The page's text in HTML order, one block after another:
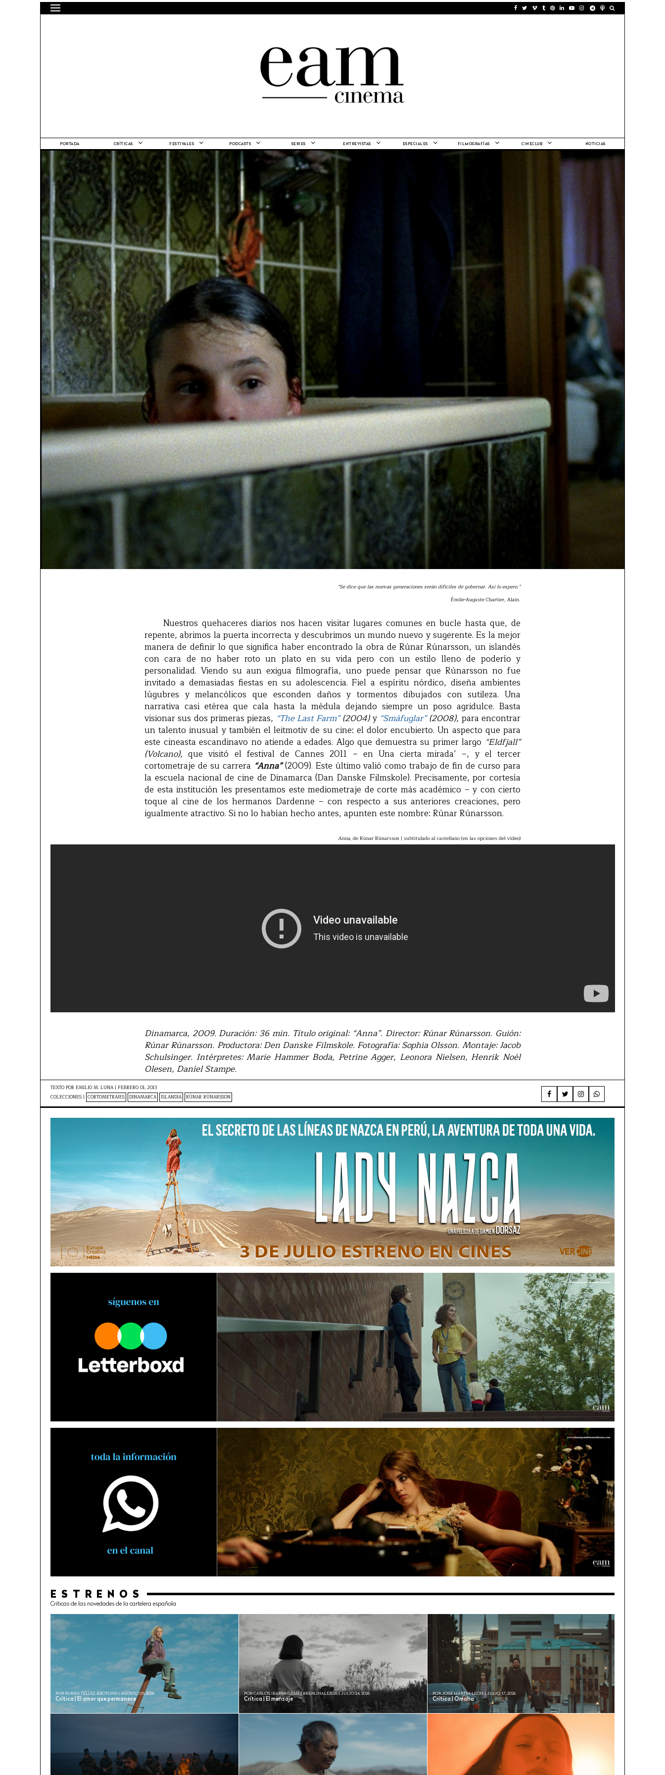
PORTADA CRÍTICAS FESTIVALES PODCASTS SERIES ENTREVISTAS ESPECIALES FILMOGRAFÍAS CINECLUB NOTICIAS
“Se dice que las nuevas generaciones serán difíciles de gobernar. Así lo espero.”
Émile-Auguste Chartier, Alain.
Nuestros quehaceres diarios nos hacen visitar lugares comunes en bucle hasta que, de
repente, abrimos la puerta incorrecta y descubrimos un mundo nuevo y sugerente. Es la mejor
manera de definir lo que significa haber encontrado la obra de Rúnar Rúnarsson, un islandés
con cara de no haber roto un plato en su vida pero con un estilo lleno de poderío y
personalidad. Viendo su aun exigua filmografía, uno puede pensar que Rúnarsson no fue
invitado a demasiadas fiestas en su adolescencia. Fiel a espíritu nórdico, diseña ambientes
lúgubres y melancólicos que esconden daños y tormentos dibujados con sutileza. Una
narrativa casi etérea que cala hasta la médula dejando siempre un poso agridulce. Basta
visionar sus dos primeras piezas, “The Last Farm”(2004)y “Smáfuglar”(2008), para encontrar
un talento inusual y también el leitmotiv de su cine: el dolor encubierto. Un aspecto que para
este cineasta escandinavo no atiende a edades. Algo que demuestra su primer largo “Eldfjall”
(Volcano), que visitó el festival de Cannes 2011 – en Una cierta mirada’ –, y el tercer
cortometraje de su carrera “Anna”(2009). Este último valió como trabajo de fin de curso para
la escuela nacional de cine de Dinamarca (Dan Danske Filmskole). Precisamente, por cortesía
de esta institución les presentamos este mediometraje de corte más académico – y con cierto
toque al cine de los hermanos Dardenne – con respecto a sus anteriores creaciones, pero
igualmente atractivo. Si no lo habían hecho antes, apunten este nombre: Rúnar Rúnarsson.
Anna, de Rúnar Rúnarsson | subtitulado al castellano (en las opciones del vídeo)
Dinamarca, 2009. Duración: 36 min. Título original: “Anna”. Director: Rúnar Rúnarsson. Guión:
Rúnar Rúnarsson. Productora: Den Danske Filmskole. Fotografía: Sophia Olsson. Montaje: Jacob
Schulsinger. Intérpretes: Marie Hammer Boda, Petrine Agger, Leonora Nielsen, Henrik Noél
Olesen, Daniel Stampe.
TEXTO POR EMILIO M. LUNA | FEBRERO 01, 2013
COLECCIONES | CORTOMETRAJES DINAMARCA ISLANDIA RÚNAR RÚNARSSON
ESTRENOS
Críticas de las novedades de la cartelera española
Crítica | El amor que permanece
POR RUBÉN TÉLLEZ BROTONS | AGOSTO 05, 2026
Crítica | El mensaje
POR CARLOS IBARRA GRAU | #BERLINALE2026 | JULIO 24, 2026
Crítica | Omaha
POR JOSÉ MARTÍN LEÓN | JULIO 17, 2026